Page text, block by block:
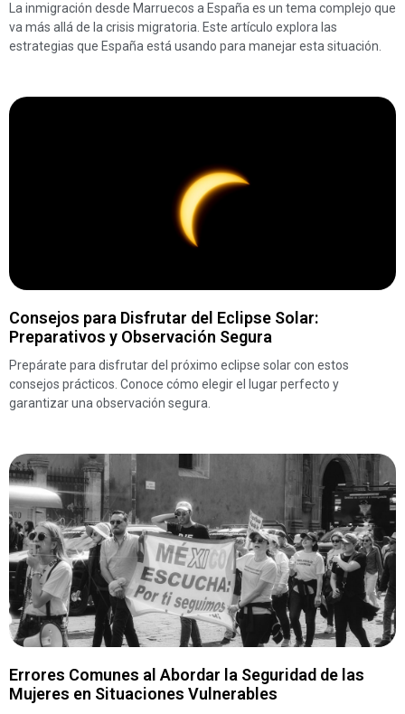
La inmigración desde Marruecos a España es un tema complejo que
va más allá de la crisis migratoria. Este artículo explora las
estrategias que España está usando para manejar esta situación.
Consejos para Disfrutar del Eclipse Solar:
Preparativos y Observación Segura
Prepárate para disfrutar del próximo eclipse solar con estos
consejos prácticos. Conoce cómo elegir el lugar perfecto y
garantizar una observación segura.
Errores Comunes al Abordar la Seguridad de las
Mujeres en Situaciones Vulnerables